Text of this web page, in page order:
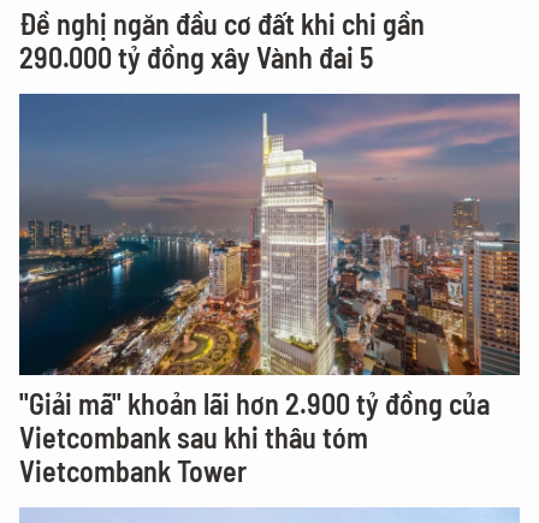
Đề nghị ngăn đầu cơ đất khi chi gần
290.000 tỷ đồng xây Vành đai 5
"Giải mã" khoản lãi hơn 2.900 tỷ đồng của
Vietcombank sau khi thâu tóm
Vietcombank Tower